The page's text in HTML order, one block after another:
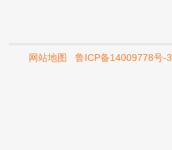
网站地图 鲁ICP备14009778号-3